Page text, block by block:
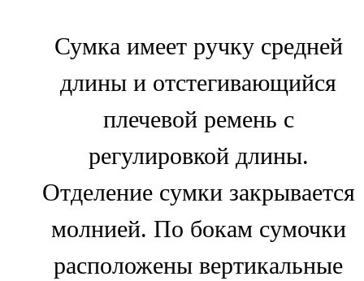
Сумка имеет ручку средней
длины и отстегивающийся
плечевой ремень с
регулировкой длины.
Отделение сумки закрывается
молнией. По бокам сумочки
расположены вертикальные